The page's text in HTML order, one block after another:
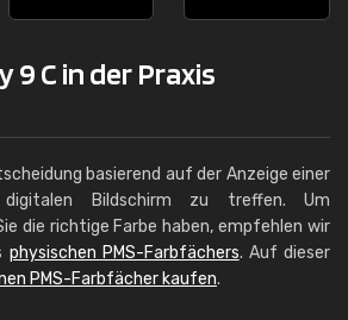
9 C in der Praxis
basierend auf der Anzeige einer
Bildschirm zu treffen. Um
die richtige Farbe haben, empfehlen wir
physischen PMS-Farbfächers. Auf dieser
PMS-Farbfächer kaufen.